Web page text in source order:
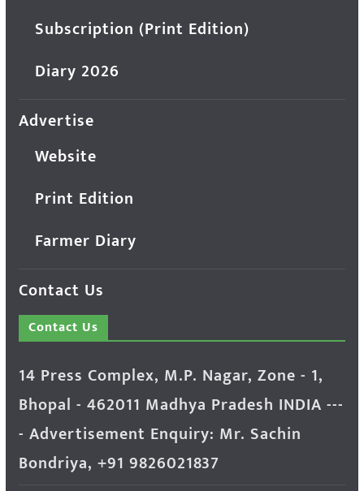
Subscription (Print Edition)
Diary 2026
Advertise
Website
Print Edition
Farmer Diary
Contact Us
Contact Us
14 Press Complex, M.P. Nagar, Zone - 1,
Bhopal - 462011 Madhya Pradesh INDIA ---
- Advertisement Enquiry: Mr. Sachin
Bondriya, +91 9826021837